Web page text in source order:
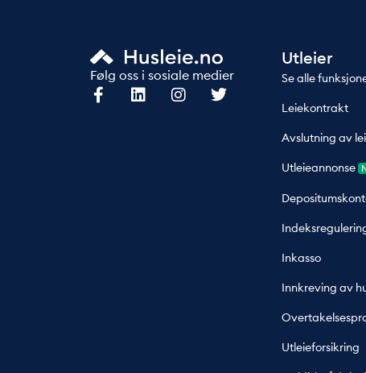
Følg oss i sosiale medier
Utleier
Se alle
Leiekontrakt
Avslutning av
Utleieannonse
Inkasso
Innkreving av
Utleieforsikring